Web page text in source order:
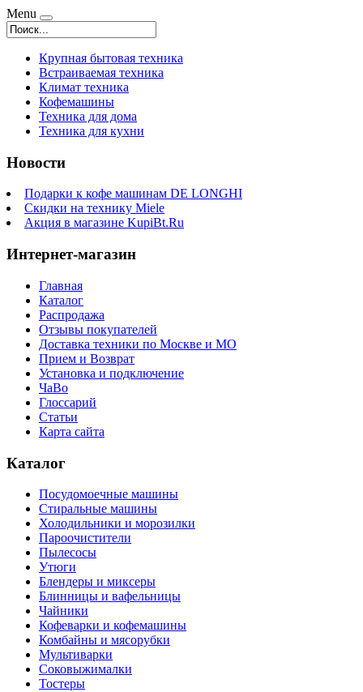
Menu
Крупная бытовая техника
Встраиваемая техника
Климат техника
Кофемашины
Техника для дома
Техника для кухни
Новости
Подарки к кофе машинам DE LONGHI
Скидки на технику Miele
Акция в магазине KupiBt.Ru
Интернет-магазин
Главная
Каталог
Распродажа
Отзывы покупателей
Доставка техники по Москве и МО
Прием и Возврат
Установка и подключение
ЧаВо
Глоссарий
Статьи
Карта сайта
Каталог
Посудомоечные машины
Стиральные машины
Холодильники и морозилки
Пароочистители
Пылесосы
Утюги
Блендеры и миксеры
Блинницы и вафельницы
Чайники
Кофеварки и кофемашины
Комбайны и мясорубки
Мультиварки
Соковыжималки
Тостеры